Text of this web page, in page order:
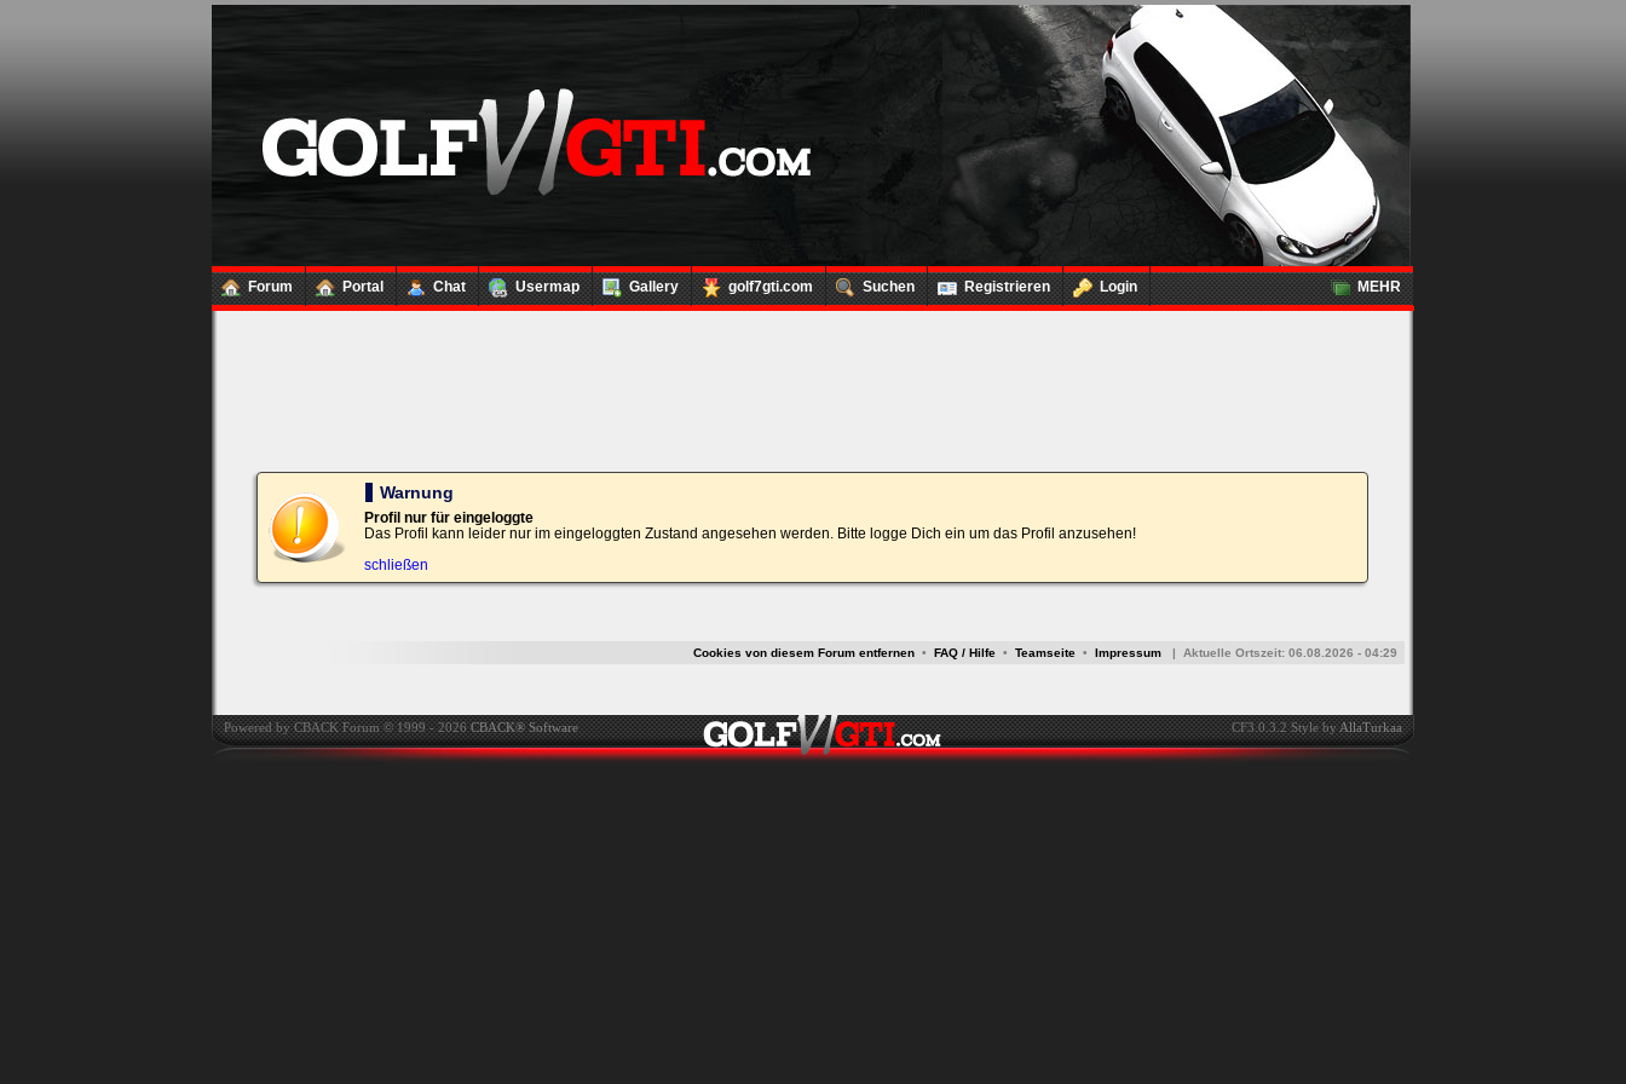
Forum Portal Chat Usermap Gallery golf7gti.com Suchen Registrieren Login MEHR
Loginbox
Trage
in
die
nachfolgenden
und
Kennwort
ein,
um
Bei jedem Besuch
automatisch einloggen.
Ich habe mein Passwort
vergessen|Registrieren
Warnung
Profil nur für eingeloggte
Das Profil kann leider nur im eingeloggten Zustand angesehen werden. Bitte logge Dich ein um das Profil anzusehen!
schließen
Cookies von diesem Forum entfernen • FAQ / Hilfe • Teamseite • Impressum | Aktuelle Ortszeit: 06.08.2026 - 04:29
Powered by CBACK Forum © 1999 - 2026CBACK® Software CF3.0.3.2 Style byAllaTurkaa